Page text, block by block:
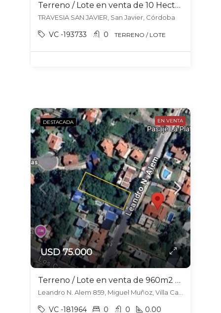
Terreno / Lote en venta de 10 Hectáreas ubicado en TRAVESIA – TRASLASIERRA
TRAVESIA SAN JAVIER, San Javier, Córdoba
VC -193733 0 TERRENO / LOTE
DESTACADA EN VENTA
USD 75.000
Terreno / Lote en venta de 960m2 ubicado en Miguel Muñoz
VC -181964 0 0 0.00